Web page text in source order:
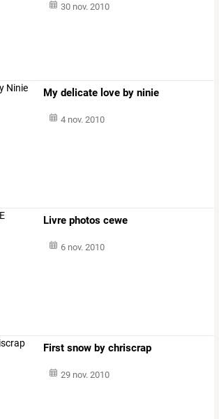
30 nov. 2010
My delicate love by ninie
4 nov. 2010
Livre photos cewe
6 nov. 2010
First snow by chriscrap
29 nov. 2010